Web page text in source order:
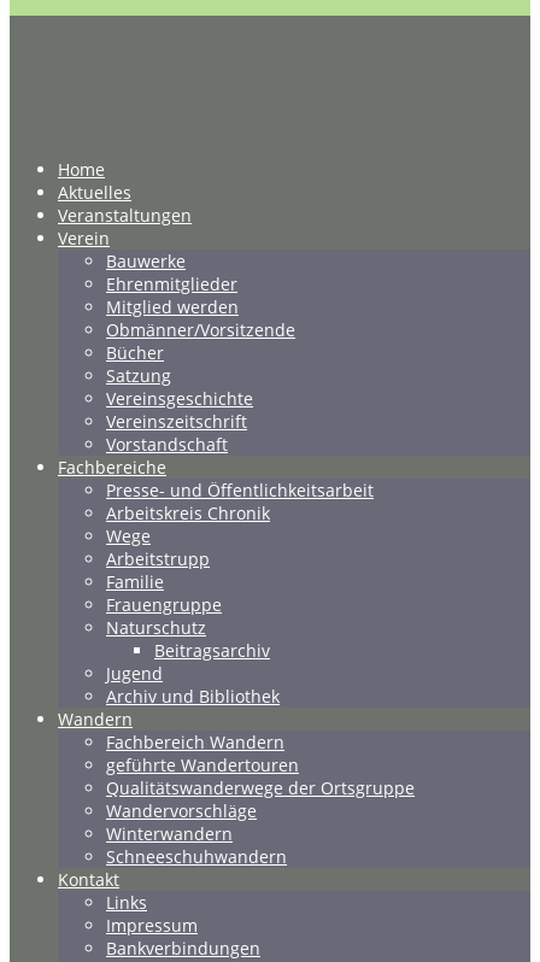
Home
Aktuelles
Veranstaltungen
Verein
Bauwerke
Ehrenmitglieder
Mitglied werden
Obmänner/Vorsitzende
Bücher
Satzung
Vereinsgeschichte
Vereinszeitschrift
Vorstandschaft
Fachbereiche
Presse- und Öffentlichkeitsarbeit
Arbeitskreis Chronik
Wege
Arbeitstrupp
Familie
Frauengruppe
Naturschutz
Beitragsarchiv
Jugend
Archiv und Bibliothek
Wandern
Fachbereich Wandern
geführte Wandertouren
Qualitätswanderwege der Ortsgruppe
Wandervorschläge
Winterwandern
Schneeschuhwandern
Kontakt
Links
Impressum
Bankverbindungen